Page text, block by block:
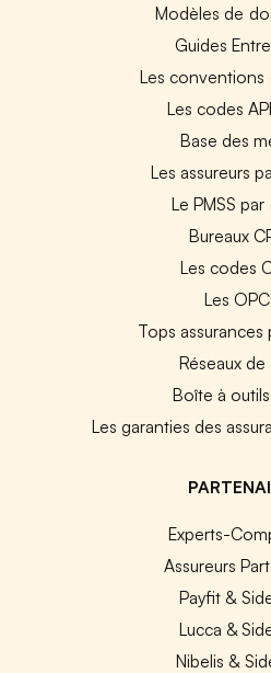
Modèles de
Guides
Les conventions
Les codes
Base des
Les assureurs
Le PMSS
Bureaux
Les codes
Les
Tops assurances
Réseaux
Boîte à
Les garanties des
Experts-
Assureurs
Payfit &
Lucca &
Nibelis &